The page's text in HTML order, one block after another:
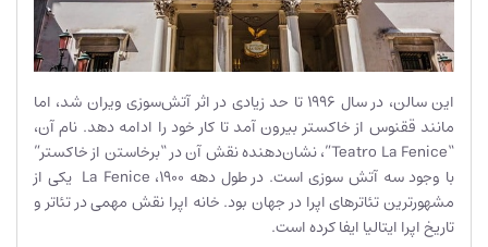
این سالن، در سال 1996 تا حد زیادی در اثر آتش‌سوزی ویران شد، اما
مانند ققنوس از خاکستر بیرون آمد تا کار خود را ادامه دهد. نام آن،
“Teatro La Fenice”، نشان‌دهنده نقش آن در “برخاستن از خاکستر”
با وجود سه آتش سوزی است. در طول دهه 1900، La Fenice یکی از
مشهورترین تئاترهای اپرا در جهان بود. خانه اپرا نقش مهمی در تئاتر و
تاریخ اپرا ایتالیا ایفا کرده است.